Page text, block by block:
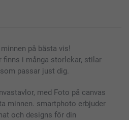
på bästa vis!
i många storlekar, stilar
passar just dig.
med Foto på canvas
minnen. smartphoto erbjuder
och designs för din